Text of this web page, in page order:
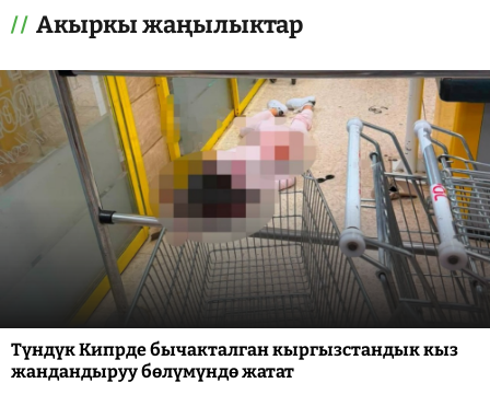
Акыркы жаңылыктар
Түндүк Кипрде бычакталган кыргызстандык кыз
жандандыруу бөлүмүндө жатат